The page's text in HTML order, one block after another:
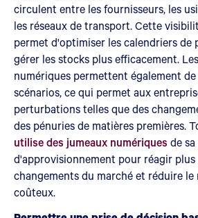
circulent entre les fournisseurs, les
les réseaux de transport. Cette
permet d'optimiser les calendriers de
gérer les stocks plus efficacement.
numériques permettent également
scénarios, ce qui permet aux
perturbations telles que des
des pénuries de matières premières.
utilise des jumeaux numériques de
d'approvisionnement pour réagir
changements du marché et réduire
coûteux.